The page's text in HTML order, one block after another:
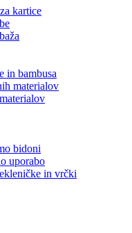
kartice
in bambusa
materialov
bidoni
uporabo
in vrčki